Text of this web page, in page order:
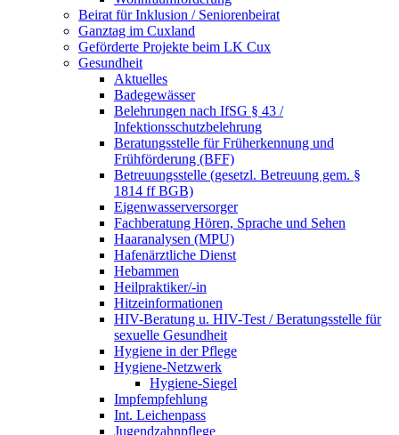
Beirat für Inklusion / Seniorenbeirat
Ganztag im Cuxland
Geförderte Projekte beim LK Cux
Gesundheit
Aktuelles
Badegewässer
Belehrungen nach IfSG § 43 /
Infektionsschutzbelehrung
Beratungsstelle für Früherkennung und
Frühförderung (BFF)
Betreuungsstelle (gesetzl. Betreuung gem. §
1814 ff BGB)
Eigenwasserversorger
Fachberatung Hören, Sprache und Sehen
Haaranalysen (MPU)
Hafenärztliche Dienst
Hebammen
Heilpraktiker/-in
Hitzeinformationen
HIV-Beratung u. HIV-Test / Beratungsstelle für
sexuelle Gesundheit
Hygiene in der Pflege
Hygiene-Netzwerk
Hygiene-Siegel
Impfempfehlung
Int. Leichenpass
Jugendzahnpflege